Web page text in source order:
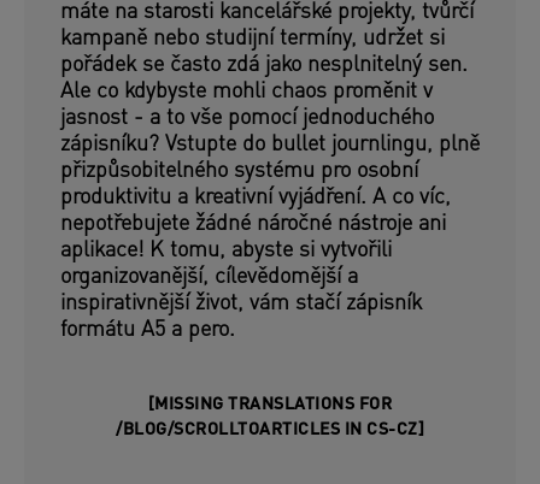
máte na starosti kancelářské projekty, tvůrčí
kampaně nebo studijní termíny, udržet si
pořádek se často zdá jako nesplnitelný sen.
Ale co kdybyste mohli chaos proměnit v
jasnost - a to vše pomocí jednoduchého
zápisníku? Vstupte do bullet journlingu, plně
přizpůsobitelného systému pro osobní
produktivitu a kreativní vyjádření. A co víc,
nepotřebujete žádné náročné nástroje ani
aplikace! K tomu, abyste si vytvořili
organizovanější, cílevědomější a
inspirativnější život, vám stačí zápisník
formátu A5 a pero.
[MISSING TRANSLATIONS FOR
/BLOG/SCROLLTOARTICLES IN CS-CZ]